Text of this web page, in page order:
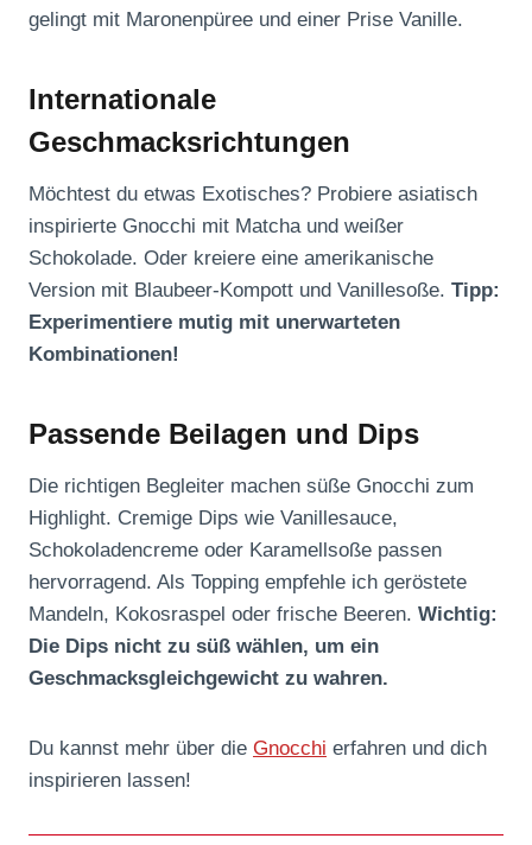
gelingt mit Maronenpüree und einer Prise Vanille.
Internationale
Geschmacksrichtungen
Möchtest du etwas Exotisches? Probiere asiatisch
inspirierte Gnocchi mit Matcha und weißer
Schokolade. Oder kreiere eine amerikanische
Version mit Blaubeer-Kompott und Vanillesoße. Tipp:
Experimentiere mutig mit unerwarteten
Kombinationen!
Passende Beilagen und Dips
Die richtigen Begleiter machen süße Gnocchi zum
Highlight. Cremige Dips wie Vanillesauce,
Schokoladencreme oder Karamellsoße passen
hervorragend. Als Topping empfehle ich geröstete
Mandeln, Kokosraspel oder frische Beeren. Wichtig:
Die Dips nicht zu süß wählen, um ein
Geschmacksgleichgewicht zu wahren.
Du kannst mehr über die Gnocchi erfahren und dich
inspirieren lassen!